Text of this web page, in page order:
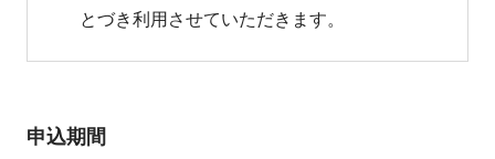
とづき利用させていただきます。
申込期間